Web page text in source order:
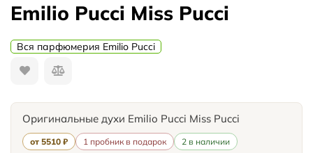
Emilio Pucci Miss Pucci
Вся парфюмерия Emilio Pucci
Оригинальные духи Emilio Pucci Miss Pucci
от 5510 ₽ 1 пробник в подарок 2 в наличии